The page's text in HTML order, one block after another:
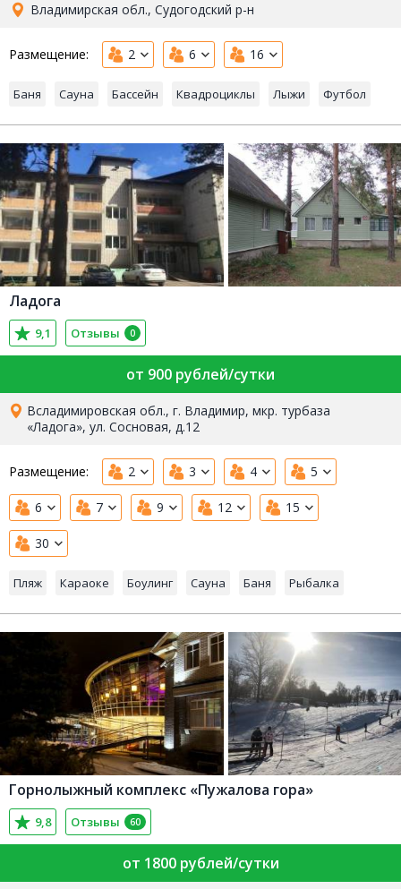
Владимирская обл., Судогодский р-н
Размещение: 2 6 16
Баня Сауна Бассейн Квадроциклы Лыжи Футбол
Ладога
9,1 Отзывы 0
от 900 рублей/сутки
Всладимировская обл., г. Владимир, мкр. турбаза
«Ладога», ул. Сосновая, д.12
Размещение: 2 3 4 5
6 7 9 12 15
30
Пляж Караоке Боулинг Сауна Баня Рыбалка
Горнолыжный комплекс «Пужалова гора»
9,8 Отзывы 60
от 1800 рублей/сутки